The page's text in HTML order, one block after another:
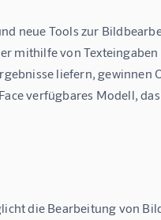
neue Tools zur
mithilfe von
liefern,
verfügbares Modell,
die Bearbeitung von